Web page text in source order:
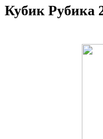
Кубик Рубика